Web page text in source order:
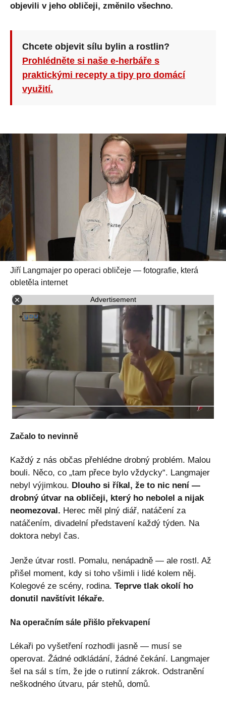
objevili v jeho obličeji, změnilo všechno.
Chcete objevit sílu bylin a rostlin?
Prohlédněte si naše e-herbáře s
praktickými recepty a tipy pro domácí
využití.
Jiří Langmajer po operaci obličeje — fotografie, která
obletěla internet
Advertisement
Začalo to nevinně
Každý z nás občas přehlédne drobný problém. Malou
bouli. Něco, co „tam přece bylo vždycky“. Langmajer
nebyl výjimkou. Dlouho si říkal, že to nic není —
drobný útvar na obličeji, který ho nebolel a nijak
neomezoval. Herec měl plný diář, natáčení za
natáčením, divadelní představení každý týden. Na
doktora nebyl čas.
Jenže útvar rostl. Pomalu, nenápadně — ale rostl. Až
přišel moment, kdy si toho všimli i lidé kolem něj.
Kolegové ze scény, rodina. Teprve tlak okolí ho
donutil navštívit lékaře.
Na operačním sále přišlo překvapení
Lékaři po vyšetření rozhodli jasně — musí se
operovat. Žádné odkládání, žádné čekání. Langmajer
šel na sál s tím, že jde o rutinní zákrok. Odstranění
neškodného útvaru, pár stehů, domů.